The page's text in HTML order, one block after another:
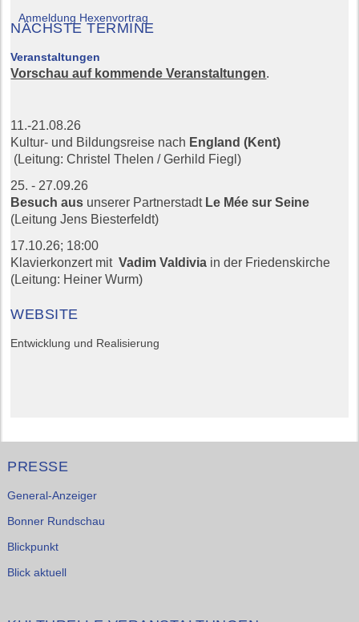
Anmeldung Hexenvortrag
NÄCHSTE TERMINE
Veranstaltungen
Vorschau auf kommende Veranstaltungen.
11.-21.08.26
Kultur- und Bildungsreise nach England (Kent)
(Leitung: Christel Thelen / Gerhild Fiegl)
25. - 27.09.26
Besuch aus unserer Partnerstadt Le Mée sur Seine
(Leitung Jens Biesterfeldt)
17.10.26; 18:00
Klavierkonzert mitVadim Valdivia in der Friedenskirche
(Leitung: Heiner Wurm)
WEBSITE
Entwicklung und Realisierung
PRESSE
General-Anzeiger
Bonner Rundschau
Blickpunkt
Blick aktuell